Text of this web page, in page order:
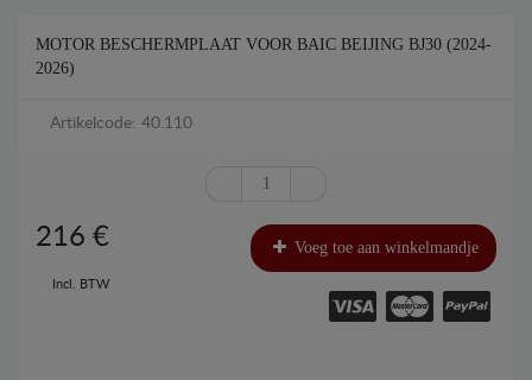
MOTOR BESCHERMPLAAT VOOR BAIC BEIJING BJ30 (2024-
2026)
Artikelcode: 40.110
216 €
Incl. BTW
Voeg toe aan winkelmandje